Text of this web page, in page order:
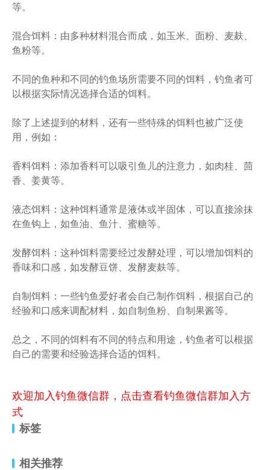
等。
混合饵料：由多种材料混合而成，如玉米、面粉、麦麸、
鱼粉等。
不同的鱼种和不同的钓鱼场所需要不同的饵料，钓鱼者可
以根据实际情况选择合适的饵料。
除了上述提到的材料，还有一些特殊的饵料也被广泛使
用，例如：
香料饵料：添加香料可以吸引鱼儿的注意力，如肉桂、茴
香、姜黄等。
液态饵料：这种饵料通常是液体或半固体，可以直接涂抹
在鱼钩上，如鱼油、鱼汁、蜜糖等。
发酵饵料：这种饵料需要经过发酵处理，可以增加饵料的
香味和口感，如发酵豆饼、发酵麦麸等。
自制饵料：一些钓鱼爱好者会自己制作饵料，根据自己的
经验和口感来调配材料，如自制鱼粉、自制果酱等。
总之，不同的饵料有不同的特点和用途，钓鱼者可以根据
自己的需要和经验选择合适的饵料。
欢迎加入钓鱼微信群，点击查看钓鱼微信群加入方
式
标签
相关推荐